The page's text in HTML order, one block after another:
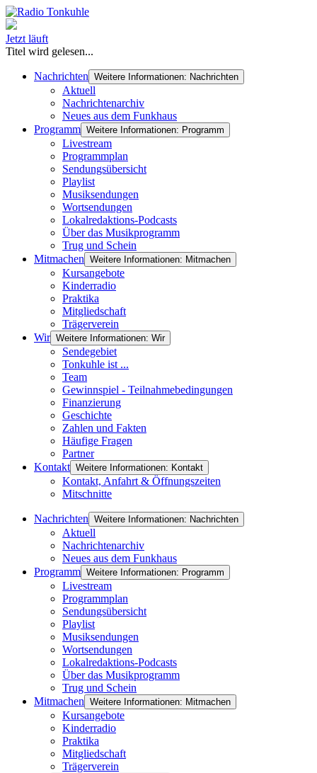
Jetzt läuft
Titel wird gelesen...
Nachrichten Weitere Informationen: Nachrichten
Aktuell
Nachrichtenarchiv
Neues aus dem Funkhaus
Programm Weitere Informationen: Programm
Livestream
Programmplan
Sendungsübersicht
Playlist
Musiksendungen
Wortsendungen
Lokalredaktions-Podcasts
Über das Musikprogramm
Trug und Schein
Mitmachen Weitere Informationen: Mitmachen
Kursangebote
Kinderradio
Praktika
Mitgliedschaft
Trägerverein
Wir Weitere Informationen: Wir
Sendegebiet
Tonkuhle ist ...
Team
Gewinnspiel - Teilnahmebedingungen
Finanzierung
Geschichte
Zahlen und Fakten
Häufige Fragen
Partner
Kontakt Weitere Informationen: Kontakt
Kontakt, Anfahrt & Öffnungszeiten
Mitschnitte
Nachrichten Weitere Informationen: Nachrichten
Aktuell
Nachrichtenarchiv
Neues aus dem Funkhaus
Programm Weitere Informationen: Programm
Livestream
Programmplan
Sendungsübersicht
Playlist
Musiksendungen
Wortsendungen
Lokalredaktions-Podcasts
Über das Musikprogramm
Trug und Schein
Mitmachen Weitere Informationen: Mitmachen
Kursangebote
Kinderradio
Praktika
Mitgliedschaft
Trägerverein